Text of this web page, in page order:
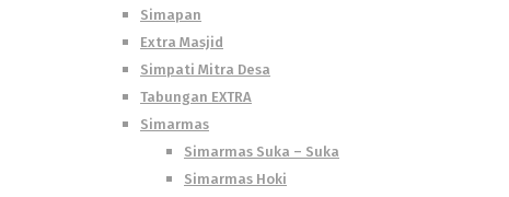
Simapan
Extra Masjid
Simpati Mitra Desa
Tabungan EXTRA
Simarmas
Simarmas Suka – Suka
Simarmas Hoki